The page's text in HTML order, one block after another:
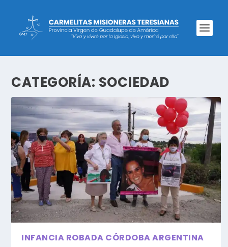
CATEGORÍA: SOCIEDAD
INFANCIA ROBADA CÓRDOBA ARGENTINA